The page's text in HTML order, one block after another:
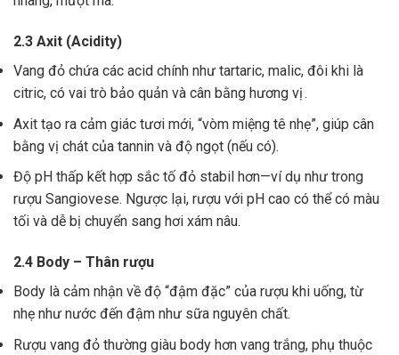
2.3 Axit (Acidity)
Vang đỏ chứa các acid chính như tartaric, malic, đôi khi là
citric, có vai trò bảo quản và cân bằng hương vị .
Axit tạo ra cảm giác tươi mới, “vòm miệng tê nhẹ”, giúp cân
bằng vị chát của tannin và độ ngọt (nếu có).
Độ pH thấp kết hợp sắc tố đỏ stabil hơn—ví dụ như trong
rượu Sangiovese. Ngược lại, rượu với pH cao có thể có màu
tối và dễ bị chuyển sang hơi xám nâu.
2.4 Body – Thân rượu
Body là cảm nhận về độ “đậm đặc” của rượu khi uống, từ
nhẹ như nước đến đậm như sữa nguyên chất.
Rượu vang đỏ thường giàu body hơn vang trắng, phụ thuộc